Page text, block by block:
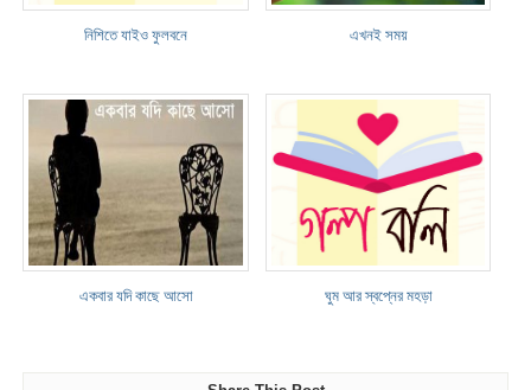
নিশিতে যাইও ফুলবনে এখনই সময়
একবার যদি কাছে আসো ঘুম আর স্বপ্নের মহড়া